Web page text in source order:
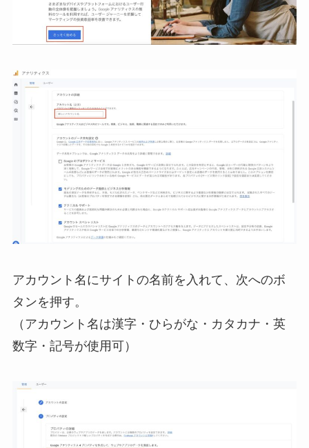
アカウント名にサイトの名前を入れて、次へのボ
タンを押す。
（アカウント名は漢字・ひらがな・カタカナ・英
数字・記号が使用可）